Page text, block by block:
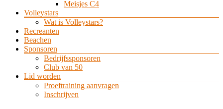
Meisjes C4
Volleystars
Wat is Volleystars?
Recreanten
Beachen
Sponsoren
Bedrijfssponsoren
Club van 50
Lid worden
Proeftraining aanvragen
Inschrijven